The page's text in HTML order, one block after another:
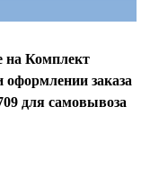
на Комплект
оформлении заказа
для самовывоза